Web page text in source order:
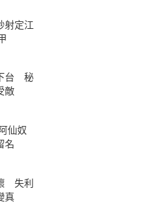
射定江
台 秘
敵
仙奴
名
失利
真